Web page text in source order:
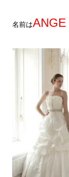
名前はANGE